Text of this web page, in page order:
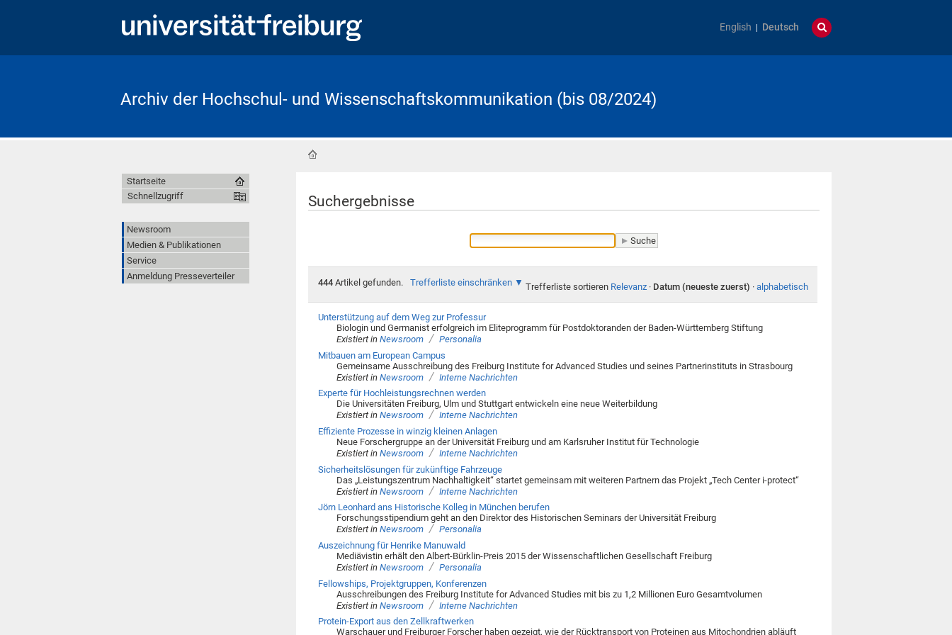
English Deutsch
Archiv der Hochschul- und Wissenschaftskommunikation (bis 08/2024)
Suchergebnisse
444Artikel gefunden. Trefferliste einschränken Trefferliste sortieren Relevanz · Datum (neueste zuerst) · alphabetisch
Unterstützung auf dem Weg zur Professur
Biologin und Germanist erfolgreich im Eliteprogramm für Postdoktoranden der Baden-Württemberg Stiftung
Existiert in Newsroom / Personalia
Mitbauen am European Campus
Gemeinsame Ausschreibung des Freiburg Institute for Advanced Studies und seines Partnerinstituts in Strasbourg
Existiert in Newsroom / Interne Nachrichten
Experte für Hochleistungsrechnen werden
Die Universitäten Freiburg, Ulm und Stuttgart entwickeln eine neue Weiterbildung
Existiert in Newsroom / Interne Nachrichten
Effiziente Prozesse in winzig kleinen Anlagen
Neue Forschergruppe an der Universität Freiburg und am Karlsruher Institut für Technologie
Existiert in Newsroom / Interne Nachrichten
Sicherheitslösungen für zukünftige Fahrzeuge
Das „Leistungszentrum Nachhaltigkeit“ startet gemeinsam mit weiteren Partnern das Projekt „Tech Center i-protect“
Existiert in Newsroom / Interne Nachrichten
Jörn Leonhard ans Historische Kolleg in München berufen
Forschungsstipendium geht an den Direktor des Historischen Seminars der Universität Freiburg
Existiert in Newsroom / Personalia
Auszeichnung für Henrike Manuwald
Mediävistin erhält den Albert-Bürklin-Preis 2015 der Wissenschaftlichen Gesellschaft Freiburg
Existiert in Newsroom / Personalia
Fellowships, Projektgruppen, Konferenzen
Ausschreibungen des Freiburg Institute for Advanced Studies mit bis zu 1,2 Millionen Euro Gesamtvolumen
Existiert in Newsroom / Interne Nachrichten
Protein-Export aus den Zellkraftwerken
Warschauer und Freiburger Forscher haben gezeigt, wie der Rücktransport von Proteinen aus Mitochondrien abläuft
Startseite
Schnellzugriff
Newsroom
Medien & Publikationen
Service
Anmeldung Presseverteiler